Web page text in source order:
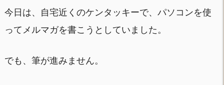
今日は、自宅近くのケンタッキーで、パソコンを使
ってメルマガを書こうとしていました。
でも、筆が進みません。